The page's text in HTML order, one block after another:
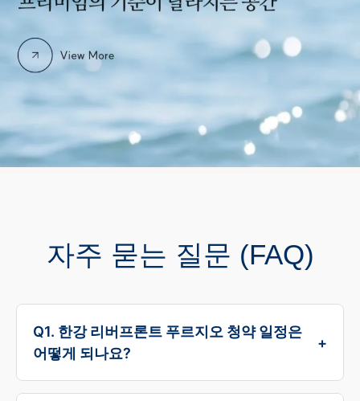
자주 묻는 질문 (FAQ)
Q1. 한강 리버프론트 푸르지오 청약 일정은
어떻게 되나요?
+
본 단지의 입주자 모집공고는 2026년 7월 예정입